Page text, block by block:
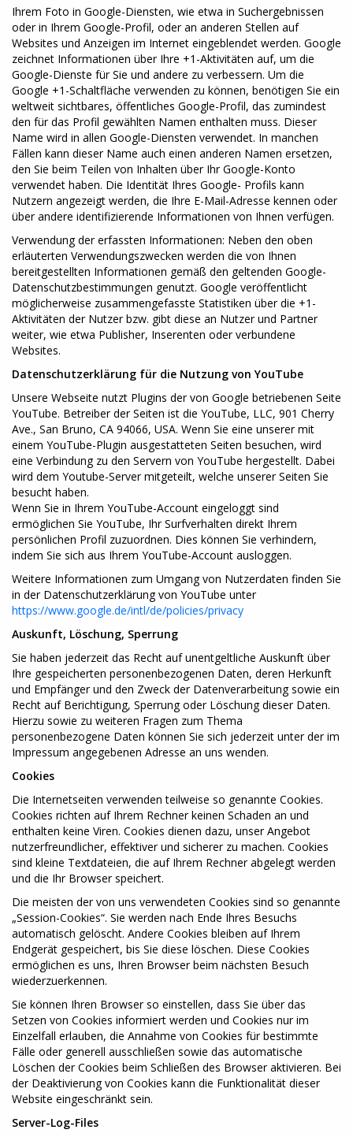
Ihrem Foto in Google-Diensten, wie etwa in Suchergebnissen
oder in Ihrem Google-Profil, oder an anderen Stellen auf
Websites und Anzeigen im Internet eingeblendet werden. Google
zeichnet Informationen über Ihre +1-Aktivitäten auf, um die
Google-Dienste für Sie und andere zu verbessern. Um die
Google +1-Schaltfläche verwenden zu können, benötigen Sie ein
weltweit sichtbares, öffentliches Google-Profil, das zumindest
den für das Profil gewählten Namen enthalten muss. Dieser
Name wird in allen Google-Diensten verwendet. In manchen
Fällen kann dieser Name auch einen anderen Namen ersetzen,
den Sie beim Teilen von Inhalten über Ihr Google-Konto
verwendet haben. Die Identität Ihres Google- Profils kann
Nutzern angezeigt werden, die Ihre E-Mail-Adresse kennen oder
über andere identifizierende Informationen von Ihnen verfügen.
Verwendung der erfassten Informationen: Neben den oben
erläuterten Verwendungszwecken werden die von Ihnen
bereitgestellten Informationen gemäß den geltenden Google-
Datenschutzbestimmungen genutzt. Google veröffentlicht
möglicherweise zusammengefasste Statistiken über die +1-
Aktivitäten der Nutzer bzw. gibt diese an Nutzer und Partner
weiter, wie etwa Publisher, Inserenten oder verbundene
Websites.
Datenschutzerklärung für die Nutzung von YouTube
Unsere Webseite nutzt Plugins der von Google betriebenen Seite
YouTube. Betreiber der Seiten ist die YouTube, LLC, 901 Cherry
Ave., San Bruno, CA 94066, USA. Wenn Sie eine unserer mit
einem YouTube-Plugin ausgestatteten Seiten besuchen, wird
eine Verbindung zu den Servern von YouTube hergestellt. Dabei
wird dem Youtube-Server mitgeteilt, welche unserer Seiten Sie
besucht haben.
Wenn Sie in Ihrem YouTube-Account eingeloggt sind
ermöglichen Sie YouTube, Ihr Surfverhalten direkt Ihrem
persönlichen Profil zuzuordnen. Dies können Sie verhindern,
indem Sie sich aus Ihrem YouTube-Account ausloggen.
Weitere Informationen zum Umgang von Nutzerdaten finden Sie
in der Datenschutzerklärung von YouTube unter
https://www.google.de/intl/de/policies/privacy
Auskunft, Löschung, Sperrung
Sie haben jederzeit das Recht auf unentgeltliche Auskunft über
Ihre gespeicherten personenbezogenen Daten, deren Herkunft
und Empfänger und den Zweck der Datenverarbeitung sowie ein
Recht auf Berichtigung, Sperrung oder Löschung dieser Daten.
Hierzu sowie zu weiteren Fragen zum Thema
personenbezogene Daten können Sie sich jederzeit unter der im
Impressum angegebenen Adresse an uns wenden.
Cookies
Die Internetseiten verwenden teilweise so genannte Cookies.
Cookies richten auf Ihrem Rechner keinen Schaden an und
enthalten keine Viren. Cookies dienen dazu, unser Angebot
nutzerfreundlicher, effektiver und sicherer zu machen. Cookies
sind kleine Textdateien, die auf Ihrem Rechner abgelegt werden
und die Ihr Browser speichert.
Die meisten der von uns verwendeten Cookies sind so genannte
„Session-Cookies“. Sie werden nach Ende Ihres Besuchs
automatisch gelöscht. Andere Cookies bleiben auf Ihrem
Endgerät gespeichert, bis Sie diese löschen. Diese Cookies
ermöglichen es uns, Ihren Browser beim nächsten Besuch
wiederzuerkennen.
Sie können Ihren Browser so einstellen, dass Sie über das
Setzen von Cookies informiert werden und Cookies nur im
Einzelfall erlauben, die Annahme von Cookies für bestimmte
Fälle oder generell ausschließen sowie das automatische
Löschen der Cookies beim Schließen des Browser aktivieren. Bei
der Deaktivierung von Cookies kann die Funktionalität dieser
Website eingeschränkt sein.
Server-Log-Files